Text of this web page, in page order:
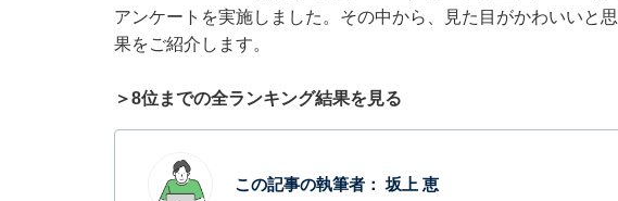
アンケートを実施しました。その中から、見た目がかわいいと
果をご紹介します。
＞8位までの全ランキング結果を見る
この記事の執筆者： 坂上 恵